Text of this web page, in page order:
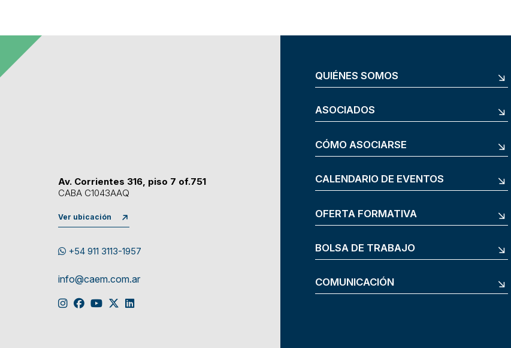
Av. Corrientes 316, piso 7 of.751
CABA C1043AAQ
Ver ubicación
+54 911 3113-1957
info@caem.com.ar
QUIÉNES SOMOS
ASOCIADOS
CÓMO ASOCIARSE
CALENDARIO DE EVENTOS
OFERTA FORMATIVA
BOLSA DE TRABAJO
COMUNICACIÓN